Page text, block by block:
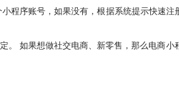
程序账号，如果没有，根据系统提示快速注
。 如果想做社交电商、新零售，那么电商小